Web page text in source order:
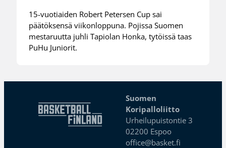
15-vuotiaiden Robert Petersen Cup sai
päätöksensä viikonloppuna. Pojissa Suomen
mestaruutta juhli Tapiolan Honka, tytöissä taas
PuHu Juniorit.
Suomen
Koripalloliitto
Urheilupuistontie 3
02200 Espoo
office@basket.fi